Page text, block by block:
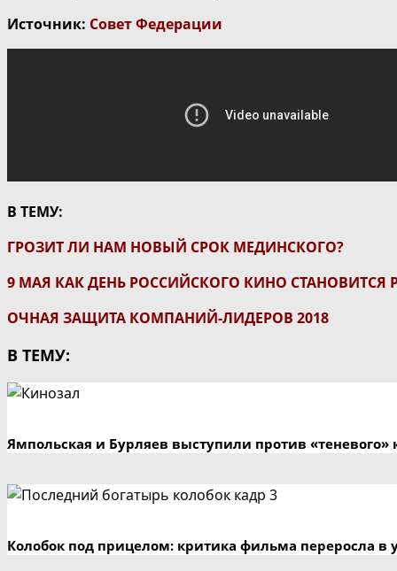
Источник: Совет Федерации
В ТЕМУ:
ГРОЗИТ ЛИ НАМ НОВЫЙ СРОК МЕДИНСКОГО?
9 МАЯ КАК ДЕНЬ РОССИЙСКОГО КИНО СТАНОВИТСЯ
ОЧНАЯ ЗАЩИТА КОМПАНИЙ-ЛИДЕРОВ 2018
В ТЕМУ:
Ямпольская и Бурляев выступили против «теневого»
Колобок под прицелом: критика фильма переросла в